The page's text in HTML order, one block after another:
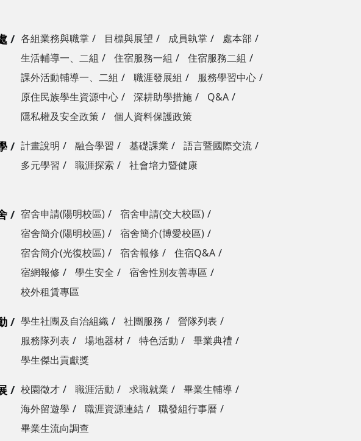
各組業務與職掌 目標與展望 成員執掌
處本部
生活輔導一、二組
住宿服務一組
住宿服務二組
課外活動輔導一、二組
職涯發展組
服務學習中心
原住民族學生資源中心
深耕助學措施
Q&A
隱私權及安全政策
個人資料保護政策
計畫說明 融合學習 基礎課業
語言暨國際交流
多元學習
職涯探索 社會培力暨健康
宿舍申請(陽明校區)
宿舍申請(交大校區)
宿舍簡介(陽明校區)
宿舍簡介(博愛校區)
宿舍簡介(光復校區)
宿舍報修
住宿Q&A
宿網報修
學生安全
宿舍性別友善專區
校外租賃專區
學生社團及自治組織 社團服務
營隊列表
服務隊列表
場地器材 特色活動
畢業典禮
學生傑出貢獻獎
校園徵才 職涯活動 求職就業
畢業生輔導
海外留遊學
職涯資源連結
職發組行事曆
畢業生流向調查